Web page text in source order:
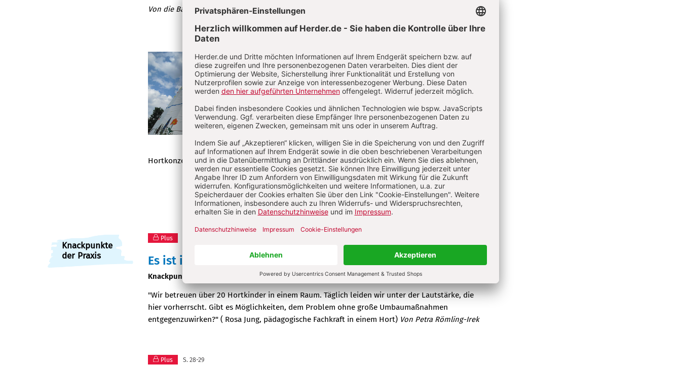
Von die Baupiloten
Plus S. 20-23
Im Tipi durch das Jahr
:
Ein Zelt und das Draußensein als Mittelpunkt des Hort-
Alltags
Auf dem Schulhof der Grundschule am Agilolfinger Platz
Sie hier, wie die Kinder dieses nutzen und wie es ins
Hortkonzept passt.Von naturindianer-kids
Knackpunkte
der Praxis
Plus
Es ist immer so laut
:
Knackpunkt aus der Praxis
"Wir betreuen über 20 Hortkinder in einem Raum. Täglich leiden wir unter der Lautstärke, die
hier vorherrscht. Gibt es Möglichkeiten, dem Problem ohne große Umbaumaßnahmen
entgegenzuwirken?" ( Rosa Jung, pädagogische Fachkraft in einem Hort) Von Petra Römling-Irek
Plus S. 28-29